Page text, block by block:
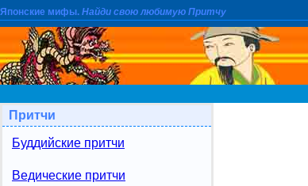
Японские мифы. Найди свою любимую Притчу
Притчи
Буддийские притчи
Ведические притчи